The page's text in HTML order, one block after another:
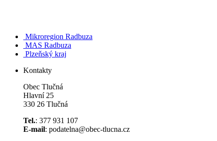
Mikroregion Radbuza
MAS Radbuza
Plzeňský kraj
Kontakty
Obec Tlučná
Hlavní 25
330 26 Tlučná
Tel.: 377 931 107
E-mail: podatelna@obec-tlucna.cz